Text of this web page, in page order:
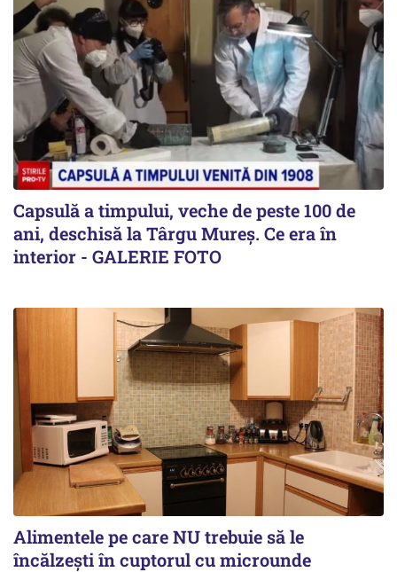
Capsulă a timpului, veche de peste 100 de
ani, deschisă la Târgu Mureș. Ce era în
interior - GALERIE FOTO
Alimentele pe care NU trebuie să le
încălzeşti în cuptorul cu microunde